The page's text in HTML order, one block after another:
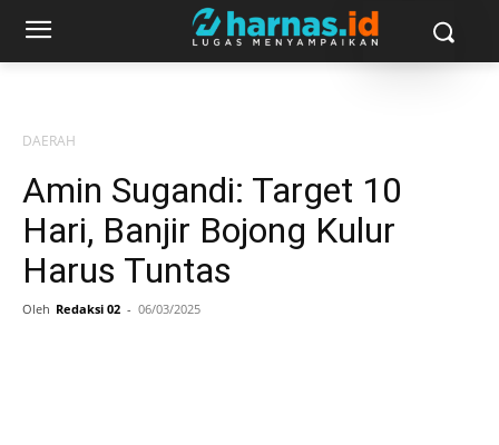
DAERAH
Amin Sugandi: Target 10
Hari, Banjir Bojong Kulur
Harus Tuntas
Oleh Redaksi 02 - 06/03/2025